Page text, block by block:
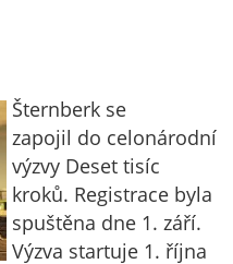
Šternberk se
zapojil do celonárodní
výzvy Deset tisíc
kroků. Registrace byla
spuštěna dne 1. září.
Výzva startuje 1. října